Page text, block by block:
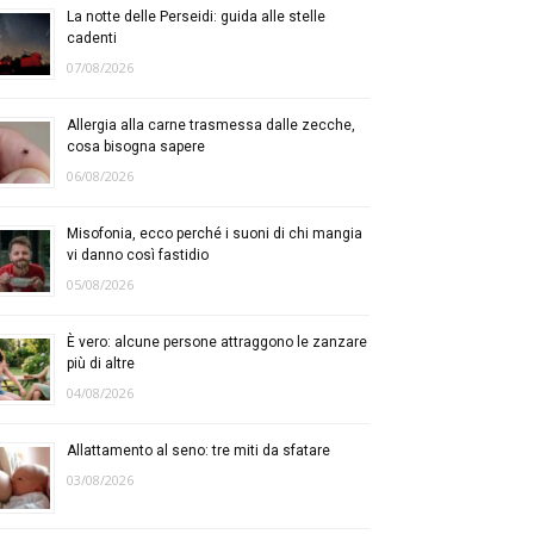
La notte delle Perseidi: guida alle stelle
cadenti
07/08/2026
Allergia alla carne trasmessa dalle zecche,
cosa bisogna sapere
06/08/2026
Misofonia, ecco perché i suoni di chi mangia
vi danno così fastidio
05/08/2026
È vero: alcune persone attraggono le zanzare
più di altre
04/08/2026
Allattamento al seno: tre miti da sfatare
03/08/2026